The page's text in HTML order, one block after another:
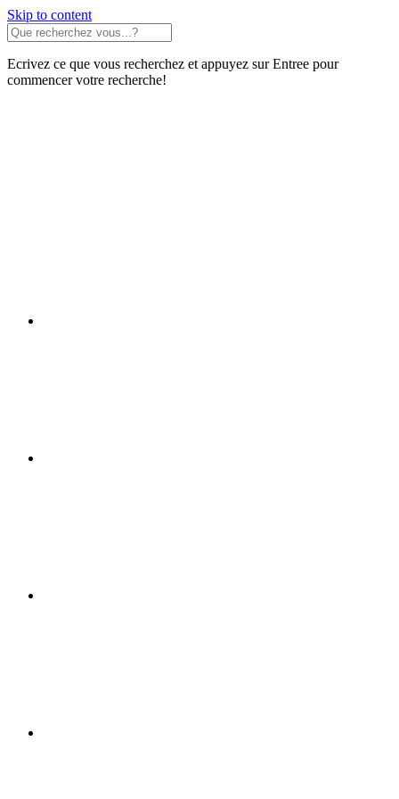
Skip to content
Ecrivez ce que vous recherchez et appuyez sur Entree pour
commencer votre recherche!